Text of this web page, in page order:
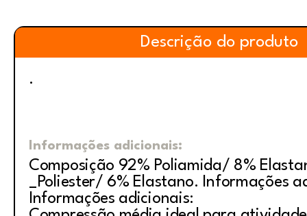
Descrição do produto
.
Informações adicionais:
Composição 92% Poliamida/ 8%
_Poliester/ 6% Elastano. Informações
Informações adicionais: